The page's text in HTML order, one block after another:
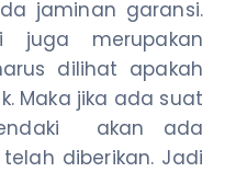
jaminan garansi.
juga merupakan
dilihat apakah
Maka jika ada suat
akan ada
diberikan. Jadi